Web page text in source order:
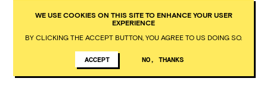
WE USE COOKIES ON THIS SITE TO ENHANCE YOUR USER
EXPERIENCE
BY CLICKING THE ACCEPT BUTTON, YOU AGREE TO US DOING SO.
ACCEPT NO, THANKS